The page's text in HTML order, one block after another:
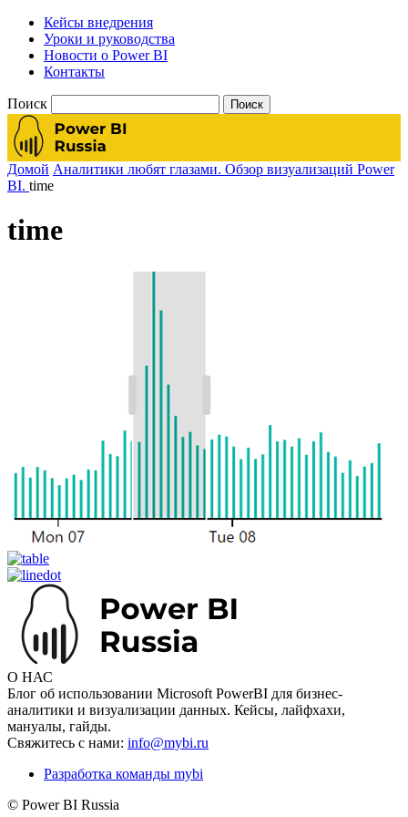
Кейсы внедрения
Уроки и руководства
Новости о Power BI
Контакты
Поиск
Домой Аналитики любят глазами. Обзор визуализаций Power
BI. time
time
О НАС
Блог об использовании Microsoft PowerBI для бизнес-
аналитики и визуализации данных. Кейсы, лайфхахи,
мануалы, гайды.
Свяжитесь с нами: info@mybi.ru
Разработка команды mybi
© Power BI Russia